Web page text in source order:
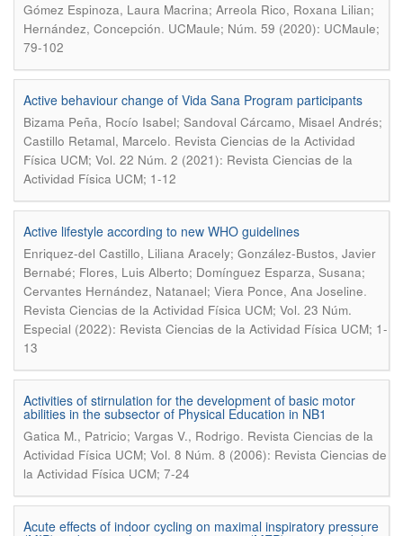
Gómez Espinoza, Laura Macrina; Arreola Rico, Roxana Lilian;
Hernández, Concepción. UCMaule; Núm. 59 (2020): UCMaule;
79-102
Active behaviour change of Vida Sana Program participants
Bizama Peña, Rocío Isabel; Sandoval Cárcamo, Misael Andrés;
Castillo Retamal, Marcelo. Revista Ciencias de la Actividad
Física UCM; Vol. 22 Núm. 2 (2021): Revista Ciencias de la
Actividad Física UCM; 1-12
Active lifestyle according to new WHO guidelines
Enriquez-del Castillo, Liliana Aracely; González-Bustos, Javier
Bernabé; Flores, Luis Alberto; Domínguez Esparza, Susana;
Cervantes Hernández, Natanael; Viera Ponce, Ana Joseline.
Revista Ciencias de la Actividad Física UCM; Vol. 23 Núm.
Especial (2022): Revista Ciencias de la Actividad Física UCM; 1-
13
Activities of stirnulation for the development of basic motor
abilities in the subsector of Physical Education in NB1
Gatica M., Patricio; Vargas V., Rodrigo. Revista Ciencias de la
Actividad Física UCM; Vol. 8 Núm. 8 (2006): Revista Ciencias de
la Actividad Física UCM; 7-24
Acute effects of indoor cycling on maximal inspiratory pressure